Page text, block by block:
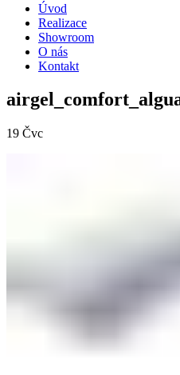
Úvod
Realizace
Showroom
O nás
Kontakt
19 Čvc